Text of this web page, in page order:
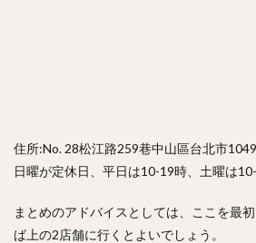
住所:No. 28松江路259巷中山區台北市
日曜が定休日、平日は10-19時、土曜は
まとめのアドバイスとしては、ここを最
ば上の2店舗に行くとよいでしょう。